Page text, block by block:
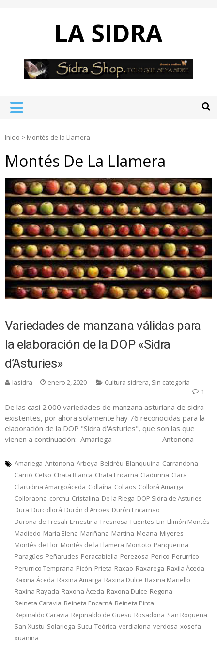
LA SIDRA
Inicio > Montés de la Llamera
Montés De La Llamera
Variedades de manzana válidas para
la elaboración de la DOP «Sidra
d’Asturies»
lasidra enero 2, 2020 Cultura sidrera, Sin categoría
1
De las casi 2.000 variedades de manzana asturiana de sidra
existentes, por ahora solamente hay 76 reconocidas para la
elaboración de la DOP "Sidra d'Asturies", que son las que
vienen a continuación: Amariega Antonona
Amariega Antonona Arbeya Beldréu Blanquuina Carrandona
Carrió Celso Chata Blanca Chata Encarná Cladurina Clara
Clarudina Amargoáceda Collaína Collaos Collorá Amarga
Colloraona corchu Cristalina De la Riega DOP Sidra de Asturies
Dura Durcollorá Durón d'Arroes Durón Encarnao
Durona de Tresali Ernestina Fresnosa Fuentes Lin Llimón Montés
Madiedo María Elena Mariñana Martina Meana Miyeres
Montés de Flor Montés de la Llamera Montoto Panquerina
Paragües Peñarudes Peracabiella Perezosa Perico Perurrico
Perurrico Temprana Picón Prieta Raxao Raxarega Raxila Áceda
Raxina Áceda Raxina Amarga Raxina Dulce Raxina Mariello
Raxina Rayada Raxona Áceda Raxona Dulce Regona
Reineta Caravia Reineta Encarná Reineta Pinta
Repinaldo Caravia Repinaldo de Güesu Rosadona San Roqueña
San Xustu Solariega Sucu Teórica verdialona verdosa xosefa
xuanina